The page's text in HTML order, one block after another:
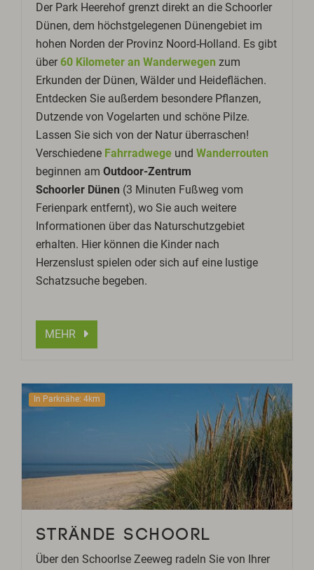
Der Park Heerehof grenzt direkt an die Schoorler
Dünen, dem höchstgelegenen Dünengebiet im
hohen Norden der Provinz Noord-Holland. Es gibt
über60 Kilometer an Wanderwegen zum
Erkunden der Dünen, Wälder und Heideflächen.
Entdecken Sie außerdem besondere Pflanzen,
Dutzende von Vogelarten und schöne Pilze.
Lassen Sie sich von der Natur überraschen!
Verschiedene Fahrradwege undWanderrouten
beginnen amOutdoor-Zentrum
Schoorler Dünen (3 Minuten Fußweg vom
Ferienpark entfernt), wo Sie auch weitere
Informationen über das Naturschutzgebiet
erhalten. Hier können die Kinder nach
Herzenslust spielen oder sich auf eine lustige
Schatzsuche begeben.
MEHR
In Parknähe: 4km
STRÄNDE SCHOORL
Über den Schoorlse Zeeweg radeln Sie von Ihrer